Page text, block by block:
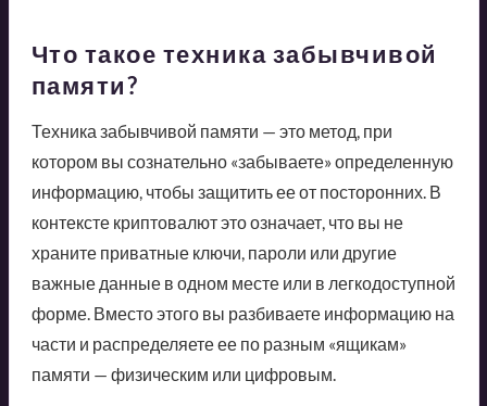
Что такое техника забывчивой
памяти?
Техника забывчивой памяти — это метод, при
котором вы сознательно «забываете» определенную
информацию, чтобы защитить ее от посторонних. В
контексте криптовалют это означает, что вы не
храните приватные ключи, пароли или другие
важные данные в одном месте или в легкодоступной
форме. Вместо этого вы разбиваете информацию на
части и распределяете ее по разным «ящикам»
памяти — физическим или цифровым.